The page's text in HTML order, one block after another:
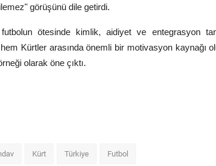
görüşünü dile getirdi.
ötesinde kimlik, aidiyet ve entegrasyon
Kürtler arasında önemli bir motivasyon kaynağı
olarak öne çıktı.
Kürt Türkiye Futbol